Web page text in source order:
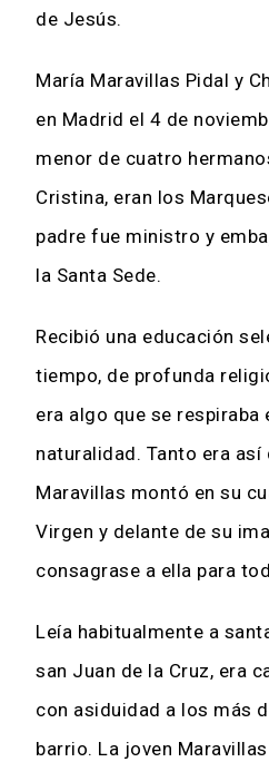
de Jesús.
María Maravillas Pidal y
en Madrid el 4 de
menor de cuatro
Cristina, eran los
padre fue ministro y
la Santa Sede.
Recibió una educación
tiempo, de profunda
era algo que se respiraba
naturalidad. Tanto era así
Maravillas montó en su
Virgen y delante de su
consagrase a ella para
Leía habitualmente a
san Juan de la Cruz, era
con asiduidad a los más
barrio. La joven